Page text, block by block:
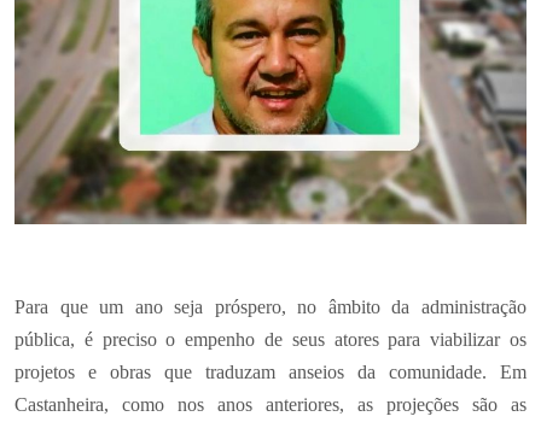
Para que um ano seja próspero, no âmbito da administração
pública, é preciso o empenho de seus atores para viabilizar os
projetos e obras que traduzam anseios da comunidade. Em
Castanheira, como nos anos anteriores, as projeções são as